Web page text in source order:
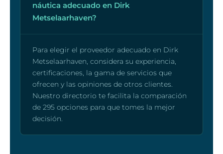
náutica adecuado en Dirk
Metselaarhaven?
Para elegir el proveedor adecuado en Dirk
Metselaarhaven, considera su experiencia,
certificaciones, la gama de servicios que
ofrecen y las opiniones de otros clientes.
Nuestro directorio te facilita la comparación
de 295 opciones para que tomes la mejor
decisión.